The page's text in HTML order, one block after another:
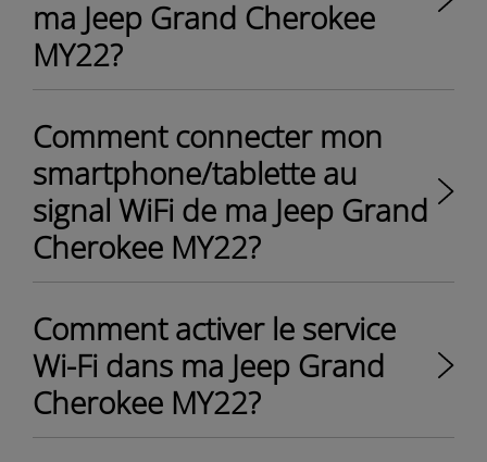
ma Jeep Grand Cherokee
MY22?
Comment connecter mon
smartphone/tablette au
signal WiFi de ma Jeep Grand
Cherokee MY22?
Comment activer le service
Wi-Fi dans ma Jeep Grand
Cherokee MY22?